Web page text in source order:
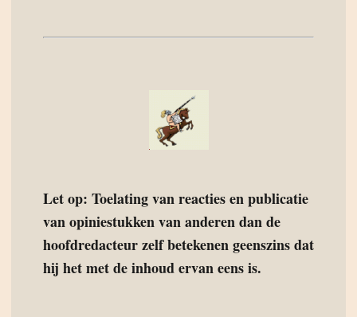
Let op: Toelating van reacties en publicatie
van opiniestukken van anderen dan de
hoofdredacteur zelf betekenen geenszins dat
hij het met de inhoud ervan eens is.